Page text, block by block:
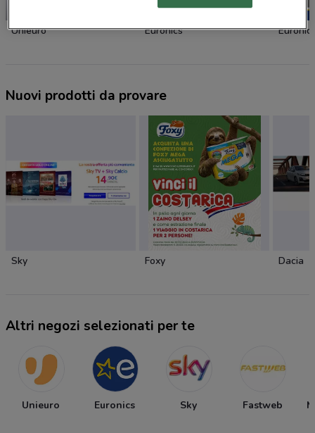
Unieuro Euronics
Nuovi prodotti da provare
Sky Foxy Dacia
Altri negozi selezionati per te
Unieuro Euronics Sky Fastweb